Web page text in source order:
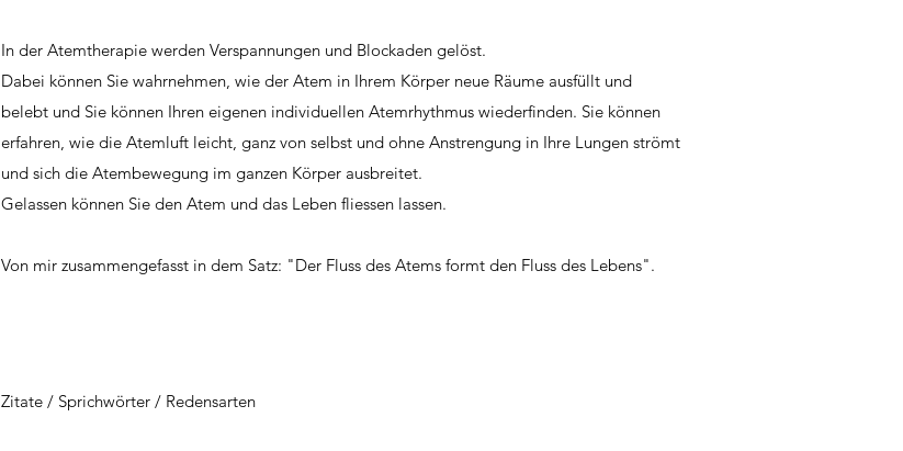
In der Atemtherapie werden Verspannungen und Blockaden gelöst.
Dabei können Sie wahrnehmen, wie der Atem in Ihrem Körper neue Räume ausfüllt und
belebt und Sie können Ihren eigenen individuellen Atemrhythmus wiederfinden. Sie können
erfahren, wie die Atemluft leicht, ganz von selbst und ohne Anstrengung in Ihre Lungen strömt
und sich die Atembewegung im ganzen Körper ausbreitet.
Gelassen können Sie den Atem und das Leben fliessen lassen.
Von mir zusammengefasst in dem Satz: "Der Fluss des Atems formt den Fluss des Lebens".
Zitate / Sprichwörter / Redensarten